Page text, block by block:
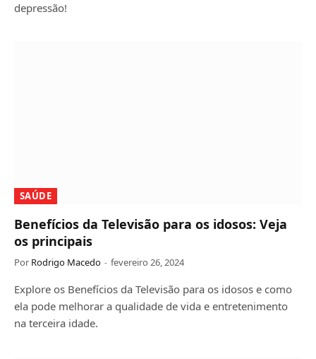
depressão!
SAÚDE
Benefícios da Televisão para os idosos: Veja
os principais
Por Rodrigo Macedo fevereiro 26, 2024
Explore os Benefícios da Televisão para os idosos e como
ela pode melhorar a qualidade de vida e entretenimento
na terceira idade.